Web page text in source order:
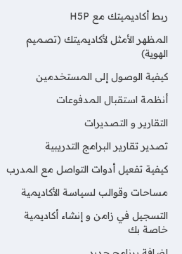
ربط أكاديميتك مع H5P
المظهر الأمثل لأكاديميتك (تصميم
الهوية)
كيفية الوصول إلى المستخدمين
أنظمة استقبال المدفوعات
التقارير و التصديرات
تصدير تقارير البرامج التدريبية
كيفية تفعيل أدوات التواصل مع المدرب
مساحات وقوالب لسياسة الأكاديمية
التسجيل في زامن و إنشاء أكاديمية
خاصة بك